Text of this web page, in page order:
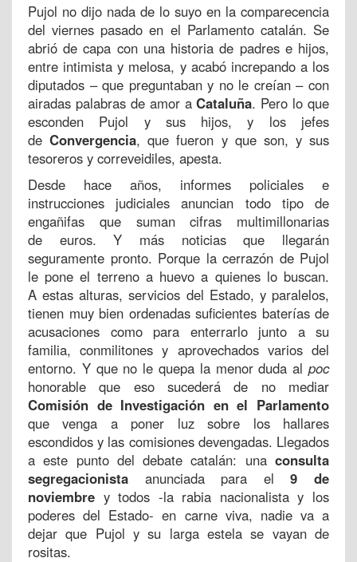
Pujol no dijo nada de lo suyo en la comparecencia
del viernes pasado en el Parlamento catalán. Se
abrió de capa con una historia de padres e hijos,
entre intimista y melosa, y acabó increpando a los
diputados – que preguntaban y no le creían – con
airadas palabras de amor aCataluña. Pero lo que
esconden Pujol y sus hijos, y los jefes
deConvergencia, que fueron y que son, y sus
tesoreros y correveidiles, apesta.
Desde hace años, informes policiales e
instrucciones judiciales anuncian todo tipo de
engañifas que suman cifras multimillonarias
de euros. Y más noticias que llegarán
seguramente pronto. Porque la cerrazón de Pujol
le pone el terreno a huevo a quienes lo buscan.
A estas alturas, servicios del Estado, y paralelos,
tienen muy bien ordenadas suficientes baterías de
acusaciones como para enterrarlo junto a su
familia, conmilitones y aprovechados varios del
entorno. Y que no le quepa la menor duda al poc
honorable que eso sucederá de no mediar
Comisión de Investigación en el Parlamento
que venga a poner luz sobre los hallares
escondidos y las comisiones devengadas. Llegados
a este punto del debate catalán: una consulta
segregacionista anunciada para el 9 de
noviembre y todos -la rabia nacionalista y los
poderes del Estado- en carne viva, nadie va a
dejar que Pujol y su larga estela se vayan de
rositas.